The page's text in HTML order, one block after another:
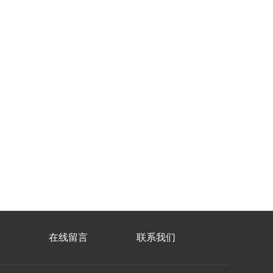
在线留言 联系我们